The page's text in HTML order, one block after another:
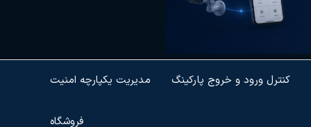
مدیریت یکپارچه امنیت کنترل ورود و خروج پارکینگ
فروشگاه